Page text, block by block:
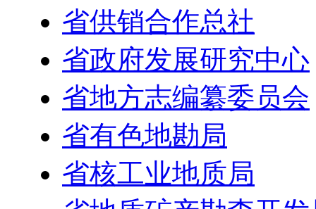
省供销合作总社
省政府发展研究中心
省地方志编纂委员会
省有色地勘局
省核工业地质局